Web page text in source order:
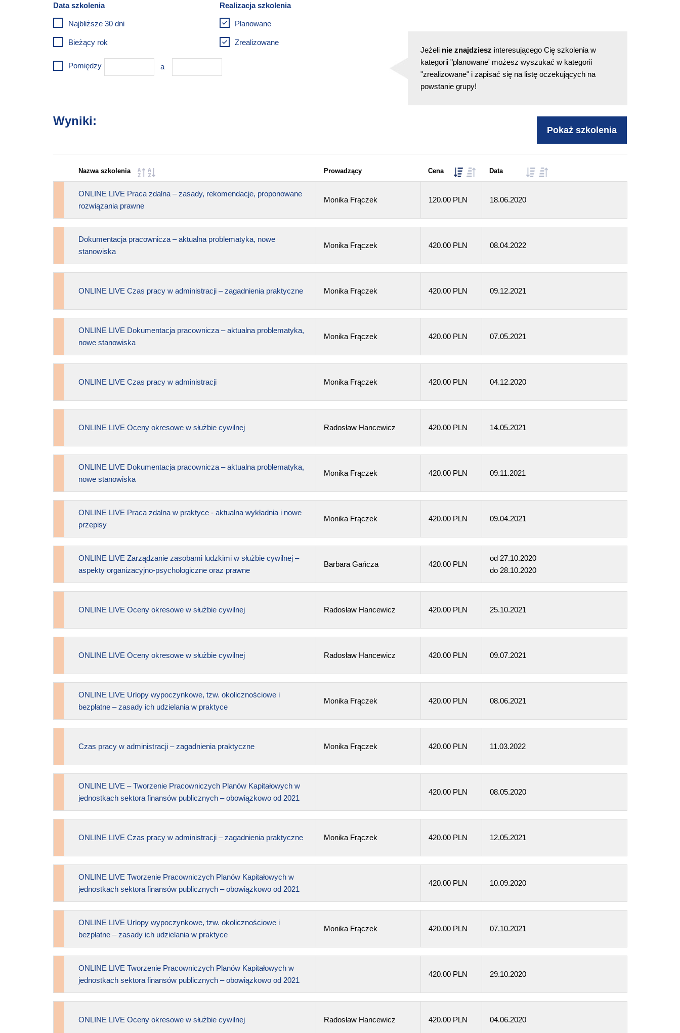
Pomiędzy
Najbliższe 30 dni
Bieżący rok
Planowane
Zrealizowane
Jeżeli nie znajdziesz interesującego Cię szkolenia w
kategorii "planowane' możesz wyszukać w kategorii
"zrealizowane" i zapisać się na listę oczekujących na
powstanie grupy!
Wyniki:
Nazwa szkolenia Prowadzący Cena Data
ONLINE LIVE Praca zdalna – zasady, rekomendacje, proponowane
rozwiązania prawne
Monika Frączek 120.00 PLN 18.06.2020
Dokumentacja pracownicza – aktualna problematyka, nowe
stanowiska
Monika Frączek 420.00 PLN 08.04.2022
ONLINE LIVE Czas pracy w administracji – zagadnienia praktyczne Monika Frączek 420.00 PLN 09.12.2021
ONLINE LIVE Dokumentacja pracownicza – aktualna problematyka,
nowe stanowiska
Monika Frączek 420.00 PLN 07.05.2021
ONLINE LIVE Czas pracy w administracji Monika Frączek 420.00 PLN 04.12.2020
ONLINE LIVE Oceny okresowe w służbie cywilnej Radosław Hancewicz 420.00 PLN 14.05.2021
ONLINE LIVE Dokumentacja pracownicza – aktualna problematyka,
nowe stanowiska
Monika Frączek 420.00 PLN 09.11.2021
ONLINE LIVE Praca zdalna w praktyce - aktualna wykładnia i nowe
przepisy
Monika Frączek 420.00 PLN 09.04.2021
ONLINE LIVE Zarządzanie zasobami ludzkimi w służbie cywilnej –
aspekty organizacyjno-psychologiczne oraz prawne
Barbara Gańcza 420.00 PLN
od 27.10.2020
do 28.10.2020
ONLINE LIVE Oceny okresowe w służbie cywilnej Radosław Hancewicz 420.00 PLN 25.10.2021
ONLINE LIVE Oceny okresowe w służbie cywilnej Radosław Hancewicz 420.00 PLN 09.07.2021
ONLINE LIVE Urlopy wypoczynkowe, tzw. okolicznościowe i
bezpłatne – zasady ich udzielania w praktyce
Monika Frączek 420.00 PLN 08.06.2021
Czas pracy w administracji – zagadnienia praktyczne Monika Frączek 420.00 PLN 11.03.2022
ONLINE LIVE – Tworzenie Pracowniczych Planów Kapitałowych w
jednostkach sektora finansów publicznych – obowiązkowo od 2021
420.00 PLN 08.05.2020
ONLINE LIVE Czas pracy w administracji – zagadnienia praktyczne Monika Frączek 420.00 PLN 12.05.2021
ONLINE LIVE Tworzenie Pracowniczych Planów Kapitałowych w
jednostkach sektora finansów publicznych – obowiązkowo od 2021
420.00 PLN 10.09.2020
ONLINE LIVE Urlopy wypoczynkowe, tzw. okolicznościowe i
bezpłatne – zasady ich udzielania w praktyce
Monika Frączek 420.00 PLN 07.10.2021
ONLINE LIVE Tworzenie Pracowniczych Planów Kapitałowych w
jednostkach sektora finansów publicznych – obowiązkowo od 2021
420.00 PLN 29.10.2020
ONLINE LIVE Oceny okresowe w służbie cywilnej Radosław Hancewicz 420.00 PLN 04.06.2020